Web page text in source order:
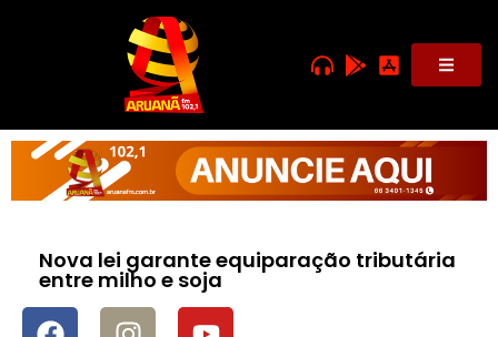
Nova lei garante equiparação tributária
entre milho e soja